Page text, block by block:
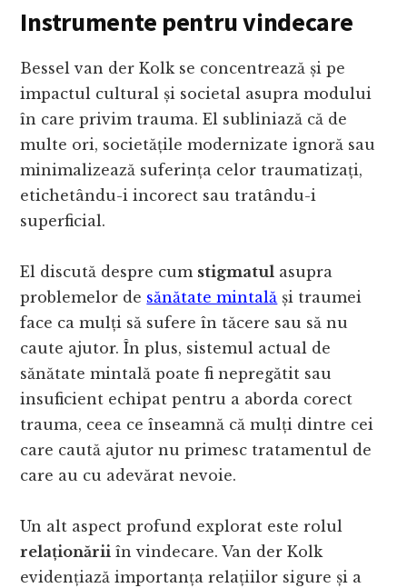
Instrumente pentru vindecare
Bessel van der Kolk se concentrează și pe
impactul cultural și societal asupra modului
în care privim trauma. El subliniază că de
multe ori, societățile modernizate ignoră sau
minimalizează suferința celor traumatizați,
etichetându-i incorect sau tratându-i
superficial.
El discută despre cum stigmatul asupra
problemelor de sănătate mintală și traumei
face ca mulți să sufere în tăcere sau să nu
caute ajutor. În plus, sistemul actual de
sănătate mintală poate fi nepregătit sau
insuficient echipat pentru a aborda corect
trauma, ceea ce înseamnă că mulți dintre cei
care caută ajutor nu primesc tratamentul de
care au cu adevărat nevoie.
Un alt aspect profund explorat este rolul
relaționării în vindecare. Van der Kolk
evidențiază importanța relațiilor sigure și a